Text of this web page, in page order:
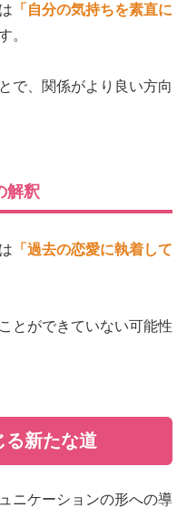
は 「自分の気持ちを素直に
。
で、関係がより良い方向
解釈
は 「過去の恋愛に執着して
とができていない可能性
る新たな道
ニケーションの形への導